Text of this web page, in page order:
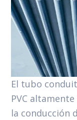
El tubo
PVC
la conducción